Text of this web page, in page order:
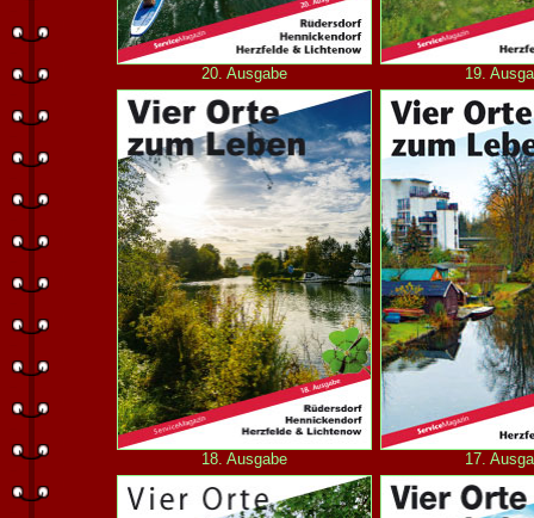
20. Ausgabe 19.
18. Ausgabe 17.